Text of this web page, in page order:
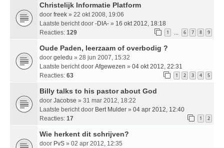
Christelijk Informatie Platform
door freek » 22 okt 2008, 19:06
Laatste bericht door -DIA- » 16 okt 2012, 18:18
Reacties: 129 1 … 6 7 8 9
Oude Paden, leerzaam of overbodig ?
door geledu » 28 jun 2007, 15:32
Laatste bericht door Afgewezen » 04 okt 2012, 22:31
Reacties: 63 1 2 3 4 5
Billy talks to his pastor about God
door Jacobse » 31 mar 2012, 18:22
Laatste bericht door Bert Mulder » 04 apr 2012, 12:40
Reacties: 17 1 2
Wie herkent dit schrijven?
door PvS » 02 apr 2012, 12:35